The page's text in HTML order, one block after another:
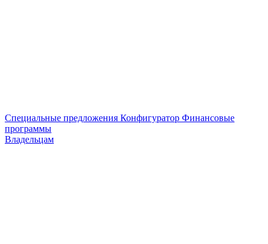
Специальные предложения Конфигуратор Финансовые
программы
Владельцам